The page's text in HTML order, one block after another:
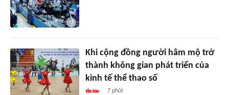
Khi cộng đồng người hâm mộ trở
thành không gian phát triển của
kinh tế thể thao số
7 phút